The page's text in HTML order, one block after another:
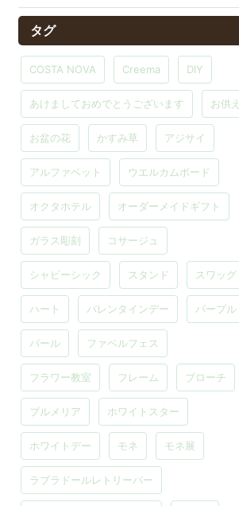
タグ
COSTA NOVA Creema DIY
あけましておめでとうございます お供え
お盆の花 かすみ草 アジサイ
アルファベット ウエルカムボード
オクタホテル オーダーメイドギフト
ガラス彫刻 コサージュ
シャビーシック スタンド スワッグ
ハート バレンタインデー パープル
パール ファベルフェス
フラワー教室 フレーム ブローチ
プルメリア ホワイトスター
ホワイトデー モネ モネ展
ラブラドールレトリーバー